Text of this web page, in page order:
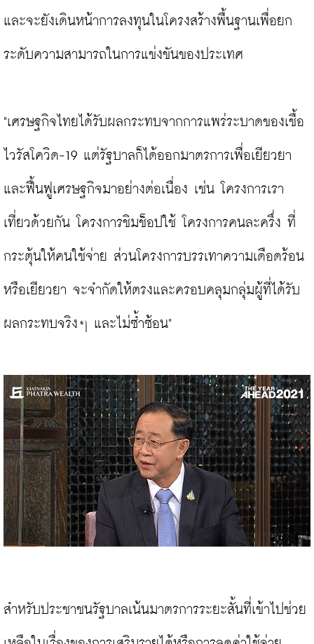
และจะยังเดินหน้าการลงทุนในโครงสร้างพื้นฐานเพื่อยก
ระดับความสามารถในการแข่งขันของประเทศ
"เศรษฐกิจไทยได้รับผลกระทบจากการแพร่ระบาดของเชื้อ
ไวรัสโควิด-19 แต่รัฐบาลก็ได้ออกมาตรการเพื่อเยียวยา
และฟื้นฟูเศรษฐกิจมาอย่างต่อเนื่อง เช่น โครงการเรา
เที่ยวด้วยกัน โครงการชิมช็อปใช้ โครงการคนละครึ่ง ที่
กระตุ้นให้คนใช้จ่าย ส่วนโครงการบรรเทาความเดือดร้อน
หรือเยียวยา จะจำกัดให้ตรงและครอบคลุมกลุ่มผู้ที่ได้รับ
ผลกระทบจริงๆ และไม่ซ้ำซ้อน"
สำหรับประชาชนรัฐบาลเน้นมาตรการระยะสั้นที่เข้าไปช่วย